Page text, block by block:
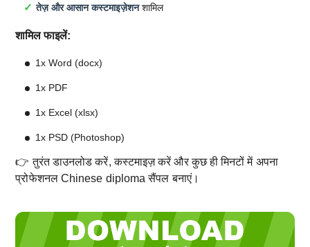
तेज़ और आसान कस्टमाइज़ेशनशामिल
शामिल फाइलें:
1x Word (docx)
1x PDF
1x Excel (xlsx)
1x PSD (Photoshop)
👉 तुरंत डाउनलोड करें, कस्टमाइज़ करें और कुछ ही मिनटों में अपना
प्रोफेशनल Chinese diploma सैंपल बनाएं।